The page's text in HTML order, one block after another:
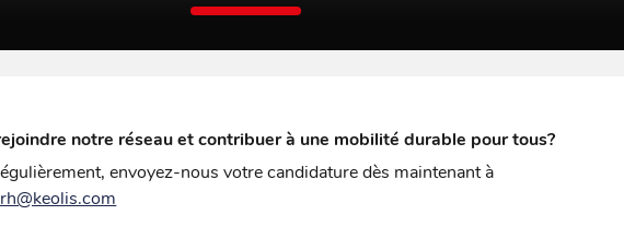
notre réseau et contribuer à une mobilité durable pour tous?
envoyez-nous votre candidature dès maintenant à